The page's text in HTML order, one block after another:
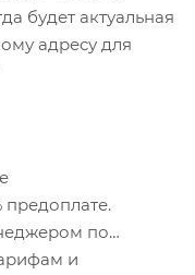
будет актуальная
адресу для
предоплате.
по
и